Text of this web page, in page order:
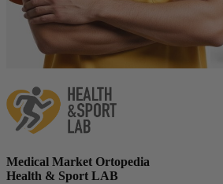
Medical Market Ortopedia
Health & Sport LAB